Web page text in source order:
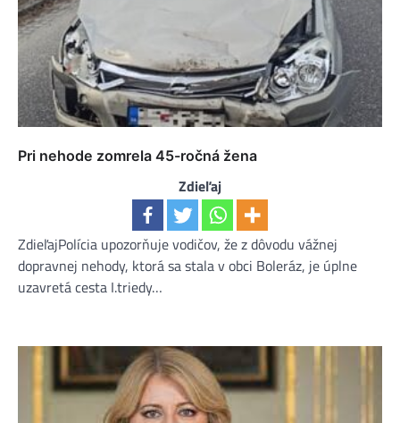
Pri nehode zomrela 45-ročná žena
Zdieľaj
ZdieľajPolícia upozorňuje vodičov, že z dôvodu vážnej
dopravnej nehody, ktorá sa stala v obci Boleráz, je úplne
uzavretá cesta I.triedy…